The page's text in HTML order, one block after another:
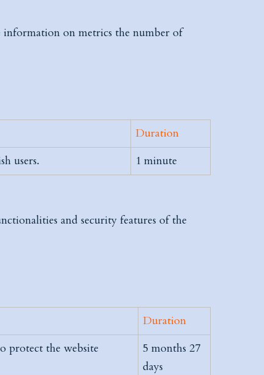
information on metrics the number of
Duration
users. 1 minute
and security features of the
Duration
protect the website
5 months 27
days